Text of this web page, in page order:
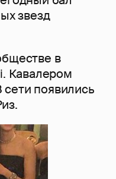
звезд
в
Кавалером
появились